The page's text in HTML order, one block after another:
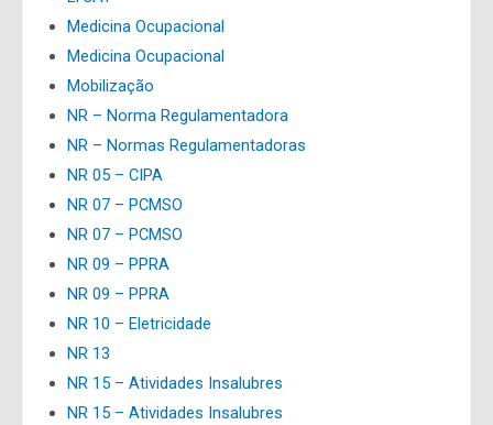
Medicina Ocupacional
Medicina Ocupacional
Mobilização
NR – Norma Regulamentadora
NR – Normas Regulamentadoras
NR 05 – CIPA
NR 07 – PCMSO
NR 07 – PCMSO
NR 09 – PPRA
NR 09 – PPRA
NR 10 – Eletricidade
NR 13
NR 15 – Atividades Insalubres
NR 15 – Atividades Insalubres